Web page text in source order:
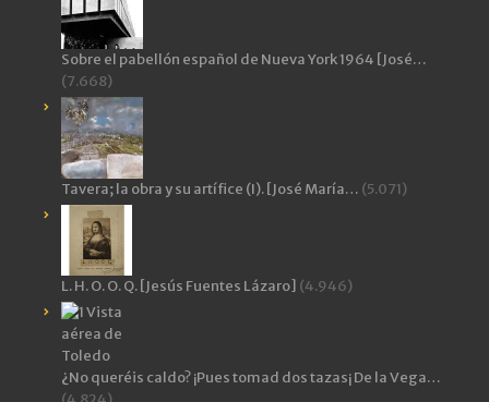
Sobre el pabellón español de Nueva York 1964 [José…
(7.668)
Tavera; la obra y su artífice (I). [José María… (5.071)
L. H. O. O. Q. [Jesús Fuentes Lázaro] (4.946)
¿No queréis caldo? ¡Pues tomad dos tazas¡ De la Vega…